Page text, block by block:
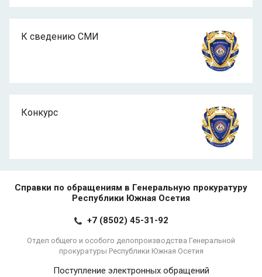
К сведению СМИ
Конкурс
Справки по обращениям в Генеральную прокуратуру
Республики Южная Осетия
+7 (8502) 45-31-92
Отдел общего и особого делопроизводства Генеральной
прокуратуры Республики Южная Осетия
Поступление электронных обращений